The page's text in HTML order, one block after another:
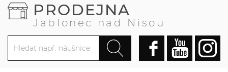
PRODEJNA
Jablonec nad Nisou